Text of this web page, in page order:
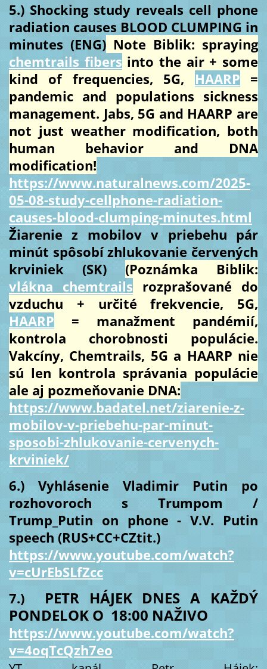
5.) Shocking study reveals cell phone
radiation causes BLOOD CLUMPING in
minutes (ENG)Note Biblik: spraying
chemtrails fibers into the air + some
kind of frequencies, 5G, HAARP =
pandemic and populations sickness
management. Jabs, 5G and HAARP are
not just weather modification, both
human behavior and DNA
modification!
https://www.naturalnews.com/2025-
05-08-study-cellphone-radiation-
causes-blood-clumping-minutes.html
Žiarenie z mobilov v priebehu pár
minút spôsobí zhlukovanie červených
krviniek (SK)(Poznámka Biblik:
vlákna chemtrails rozprašované do
vzduchu + určité frekvencie, 5G,
HAARP = manažment pandémií,
kontrola chorobnosti populácie.
Vakcíny, Chemtrails, 5G a HAARP nie
sú len kontrola správania populácie
ale aj pozmeňovanie DNA:
https://www.badatel.net/ziarenie-z-
mobilov-v-priebehu-par-minut-
sposobi-zhlukovanie-cervenych-
krviniek/
6.) Vyhlásenie Vladimir Putin po
rozhovoroch s Trumpom /
Trump_Putin on phone - V.V. Putin
speech (RUS+CC+CZtit.)
https://www.youtube.com/watch?
v=cUrEbSLfZcc
7.) PETR HÁJEK DNES A KAŽDÝ
PONDELOK O 18:00 NAŽIVO
https://www.youtube.com/watch?
v=4oqTcQzh7eo